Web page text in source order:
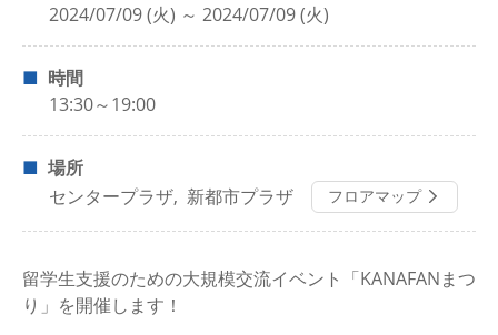
2024/07/09 (火) ～ 2024/07/09 (火)
時間
13:30～19:00
場所
センタープラザ 新都市プラザ フロアマップ
留学生支援のための大規模交流イベント「KANAFANまつ
り」を開催します！